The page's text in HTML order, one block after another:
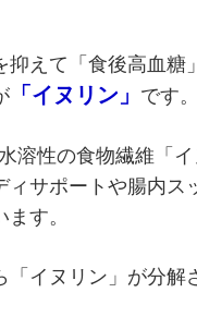
抑えて「食後高血糖
「イヌリン」 です。
溶性の食物繊維「
サポートや腸内ス
す。
「イヌリン」が分